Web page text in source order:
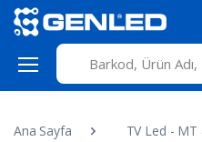
Ana Sayfa TV Led - MT